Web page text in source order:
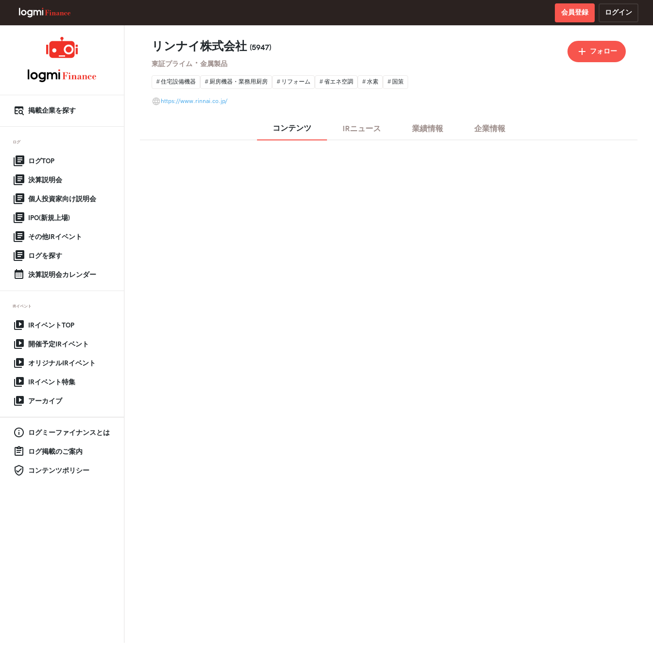
会員登録 ログイン
掲載企業を探す
ログ
ログTOP
決算説明会
個人投資家向け説明会
IPO(新規上場)
その他IRイベント
ログを探す
決算説明会カレンダー
IRイベント
IRイベントTOP
開催予定IRイベント
オリジナルIRイベント
IRイベント特集
アーカイブ
ログミーファイナンスとは
ログ掲載のご案内
コンテンツポリシー
リンナイ株式会社 (5947)
東証プライム ・ 金属製品
フォロー
住宅設備機器 厨房機器・業務用厨房 リフォーム 省エネ空調 水素 国策
https://www.rinnai.co.jp/
コンテンツ IRニュース 業績情報 企業情報